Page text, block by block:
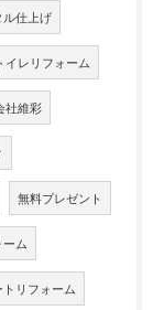
仕上げ
イレリフォーム
社維彩
無料プレゼント
ム
トリフォーム